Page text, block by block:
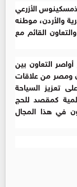
ذمسكينوس الأزرعي
والأردن، موطنه
القائم مع
التعاون بين
ومصر من علاقات
تعزيز السياحة
كمقصد للحج
في هذا المجال